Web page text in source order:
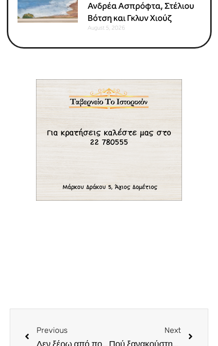
Ανδρέα Ασπρόφτα, Στέλιου
Βότση και Γκλυν Χιούζ
August 5, 2026
Previous Next